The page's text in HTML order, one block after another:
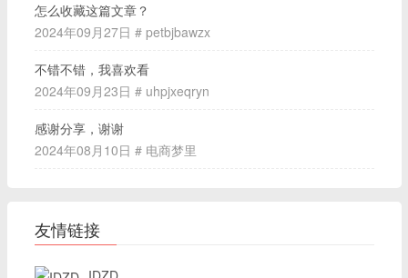
怎么收藏这篇文章？
2024年09月27日 # petbjbawzx
不错不错，我喜欢看
2024年09月23日 # uhpjxeqryn
感谢分享，谢谢
2024年08月10日 # 电商梦里
友情链接